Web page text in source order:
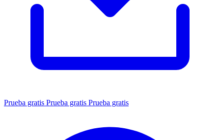
Prueba gratis Prueba gratis Prueba gratis